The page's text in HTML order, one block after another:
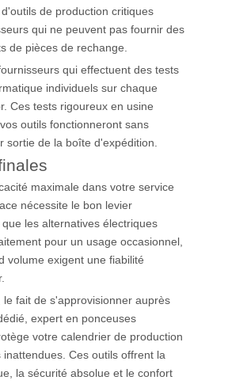
de production critiques
qui ne peuvent pas fournir des
de pièces de rechange.
qui effectuent des tests
individuels sur chaque
Ces tests rigoureux en usine
outils fonctionneront sans
sortie de la boîte d'expédition.
maximale dans votre service
nécessite le bon levier
les alternatives électriques
pour un usage occasionnel,
volume exigent une fiabilité
le fait de s'approvisionner auprès
expert en ponceuses
votre calendrier de production
Ces outils offrent la
la sécurité absolue et le confort